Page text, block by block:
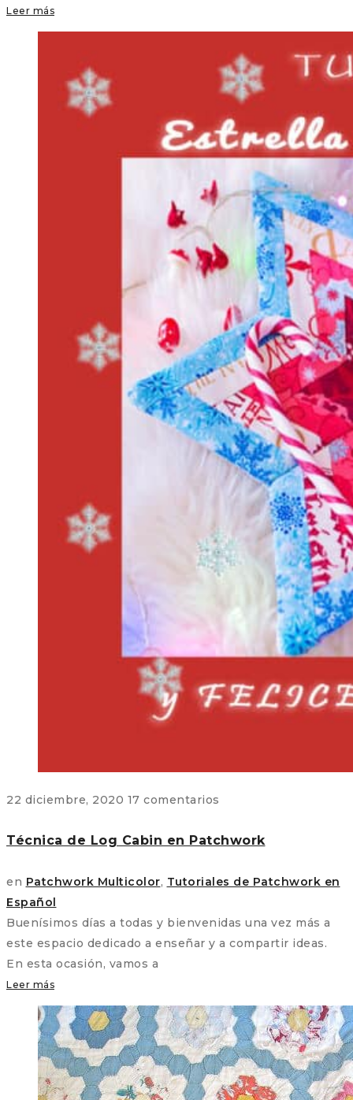
Leer más
22 diciembre, 2020 17 comentarios
Técnica de Log Cabin en Patchwork
en Patchwork Multicolor, Tutoriales de Patchwork en
Español
Buenísimos días a todas y bienvenidas una vez más a
este espacio dedicado a enseñar y a compartir ideas.
En esta ocasión, vamos a
Leer más